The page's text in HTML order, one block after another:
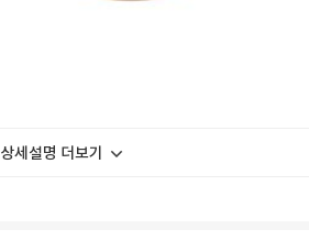
상세설명 더보기